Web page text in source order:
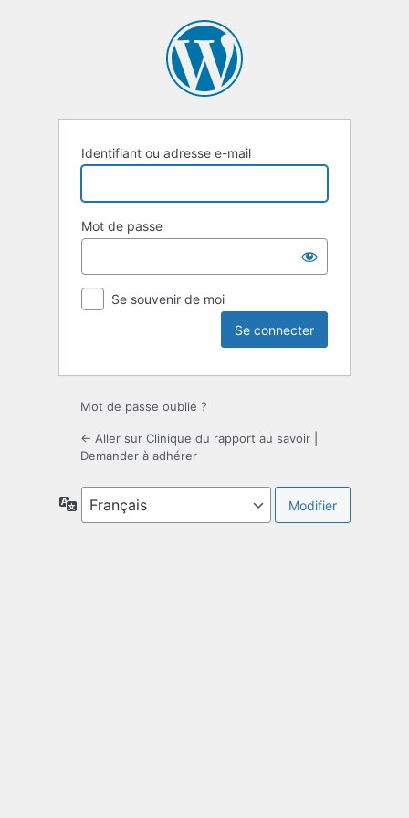
Identifiant ou adresse e-mail
Mot de passe
Se souvenir de moi
Mot de passe oublié ?
← Aller sur Clinique du rapport au savoir
Demander à adhérer
Langue